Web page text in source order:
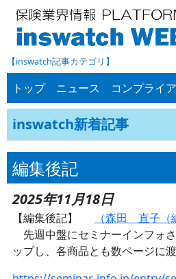
【inswatch記事カテゴリ】
トップ ニュース コンプライ
inswatch新着記事
編集後記
2025年11月18日
【編集後記】
（森田 直子（
先週中盤にセミナーインフォ
ップし、各商品とも数ページに